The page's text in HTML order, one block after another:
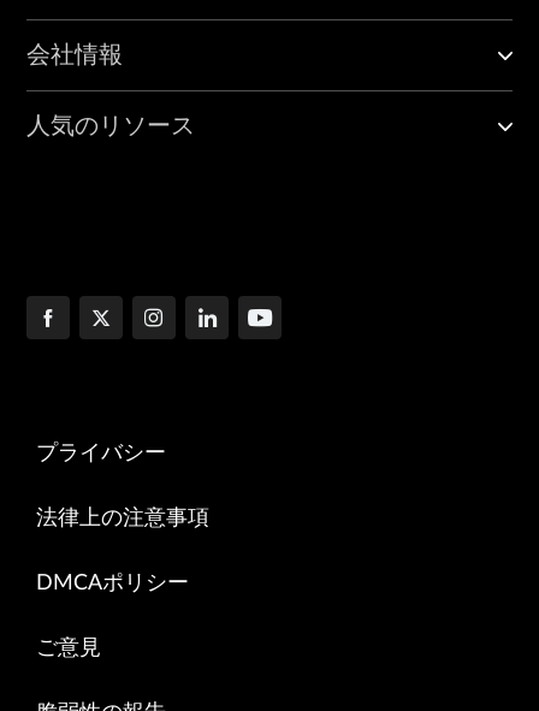
会社情報
人気のリソース
プライバシー
法律上の注意事項
DMCAポリシー
ご意見